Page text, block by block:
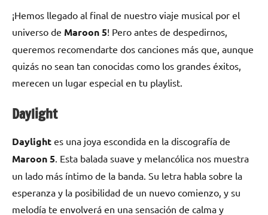
¡Hemos llegado al final de nuestro viaje musical por el
universo de Maroon 5! Pero antes de despedirnos,
queremos recomendarte dos canciones más que, aunque
quizás no sean tan conocidas como los grandes éxitos,
merecen un lugar especial en tu playlist.
Daylight
Daylight es una joya escondida en la discografía de
Maroon 5. Esta balada suave y melancólica nos muestra
un lado más íntimo de la banda. Su letra habla sobre la
esperanza y la posibilidad de un nuevo comienzo, y su
melodía te envolverá en una sensación de calma y